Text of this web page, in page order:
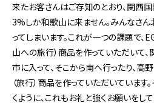
来たお客さんはご存知のとおり、関西
3%しか和歌山に来ません。みんなさん
ってしまいます。これが一つの課題で、
山への旅行）商品を作っていただいて
市に入って、そこから南へ行ったり、高
（旅行）商品を作っていただいています
くように、これもお礼と強くお願いをし